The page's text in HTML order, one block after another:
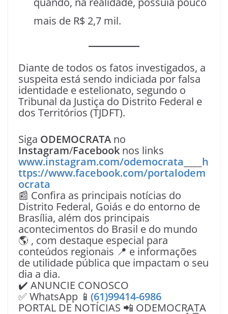
mais de R$ 2,7 mil.
Diante de todos os fatos investigados, a
suspeita está sendo indiciada por falsa
identidade e estelionato, segundo o
Tribunal da Justiça do Distrito Federal e
dos Territórios (TJDFT).
Siga ODEMOCRATA no
Instagram/Facebook nos links
www.instagram.com/odemocrata
h
ttps://www.facebook.com/portalodem
ocrata
📰 Confira as principais notícias do
Distrito Federal, Goiás e do entorno de
Brasília, além dos principais
acontecimentos do Brasil e do mundo
🌎 , com destaque especial para
conteúdos regionais 📍 e informações
de utilidade pública que impactam o seu
dia a dia.
✔️ ANUNCIE CONOSCO
✅ WhatsApp 📱 (61)99414-6986
PORTAL DE NOTÍCIAS 📲 ODEMOCRATA